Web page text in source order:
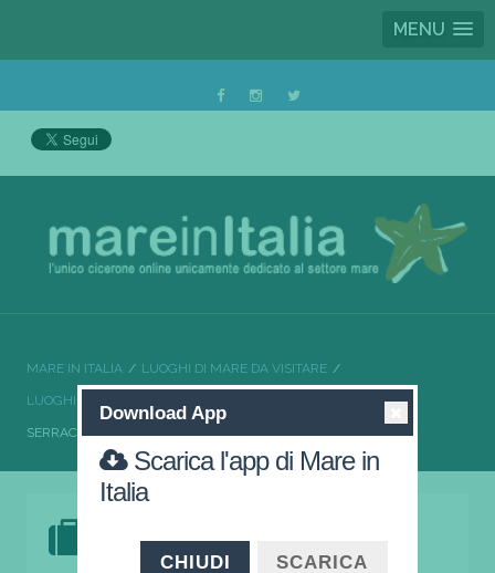
MENU
MARE IN ITALIA LUOGHI DI MARE DA VISITARE
LUOGHI DI MARE DA VISITARE PUGLIA
SERRACAPRIOLA AI CONFINI DELLA PUGLIA
Download App
Scarica l'app di Mare in
Italia
CHIUDI SCARICA